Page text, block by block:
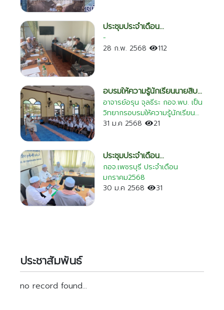
หน้าที่แทนประธานฯเปิดโครงการ
และบรรยายให้แก่พี่น้องมุสลิมและ
สัปปุรุษมัสยิดยามิอุ้ล
ประชุมประจำเดือน
กุมภาพันธ์2568
-
28 ก.พ. 2568
112
อบรมให้ความรู้นักเรียนนายสิบ
ตำรวจ
อาจารย์อรุน จุลธีระ กอจ.พบ. เป็น
วิทยากรอบรมให้ความรู้นักเรียน
นายสิบตำรวจ ที่มัสยิดนูรุ้ลเอี๊ยะ
31 ม.ค 2568 21
ประชุมประจำเดือน
มกราคม2568
กอจ.เพชรบุรี ประจำเดือน
มกราคม2568
30 ม.ค 2568
31
ประชาสัมพันธ์
no record found...